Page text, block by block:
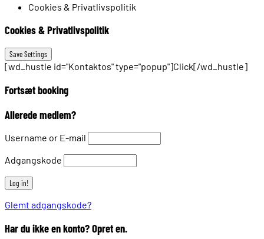
Cookies & Privatlivspolitik
Cookies & Privatlivspolitik
[wd_hustle id="Kontaktos" type="popup"]Click[/wd_hustle]
Fortsæt booking
Allerede medlem?
Username or E-mail
Adgangskode
Glemt adgangskode?
Har du ikke en konto? Opret en.